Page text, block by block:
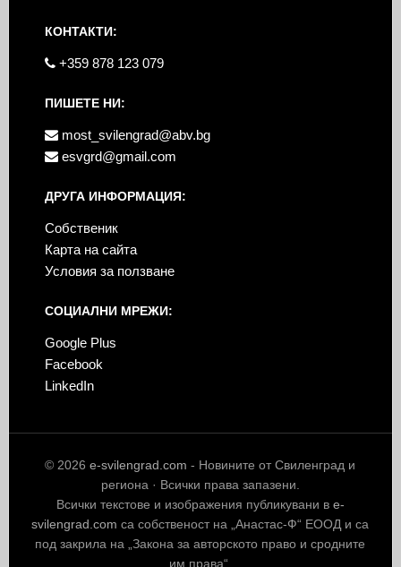
КОНТАКТИ:
+359 878 123 079
ПИШЕТЕ НИ:
most_svilengrad@abv.bg
esvgrd@gmail.com
ДРУГА ИНФОРМАЦИЯ:
Собственик
Карта на сайта
Условия за ползване
СОЦИАЛНИ МРЕЖИ:
Google Plus
Facebook
LinkedIn
© 2026e-svilengrad.com - Новините от Свиленград и
региона · Всички права запазени.
Всички текстове и изображения публикувани в e-
svilengrad.com са собственост на „Анастас-Ф“ ЕООД и са
под закрила на „Закона за авторското право и сродните
им права“.